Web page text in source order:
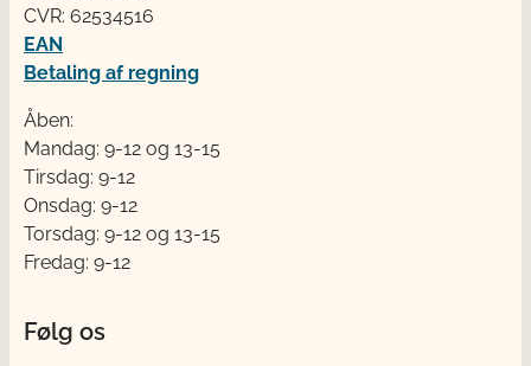
CVR: 62534516
EAN
Betaling af regning
Åben:
Mandag: 9-12 og 13-15
Tirsdag: 9-12
Onsdag: 9-12
Torsdag: 9-12 og 13-15
Fredag: 9-12
Følg os